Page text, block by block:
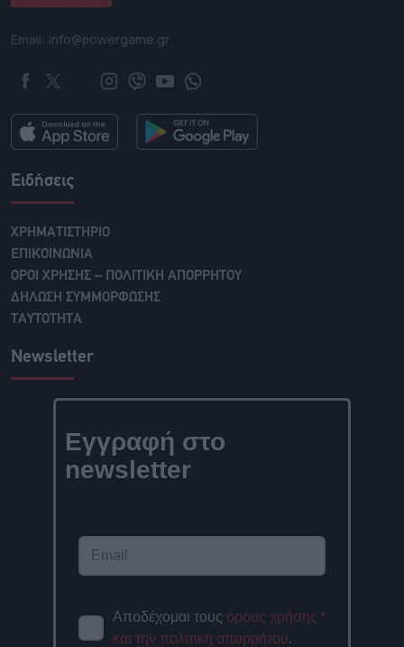
Email: info@powergame.gr
Ειδήσεις
ΧΡΗΜΑΤΙΣΤΗΡΙΟ
ΕΠΙΚΟΙΝΩΝΙΑ
ΟΡΟΙ ΧΡΗΣΗΣ – ΠΟΛΙΤΙΚΗ ΑΠΟΡΡΗΤΟΥ
ΔΗΛΩΣΗ ΣΥΜΜΟΡΦΩΣΗΣ
ΤΑΥΤΟΤΗΤΑ
Newsletter
Εγγραφή στο
newsletter
Αποδέχομαι τους όρους χρήσης
και την πολιτική απορρήτου.
*